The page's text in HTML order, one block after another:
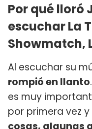
Por qué lloró
escuchar La
Showmatch,
Al escuchar su
rompió en llanto
es muy
por primera vez y
cosas, algunas